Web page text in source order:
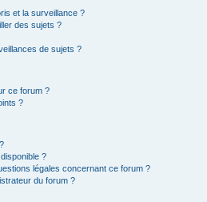
et la surveillance ?
des sujets ?
de sujets ?
ce forum ?
?
?
légales concernant ce forum ?
du forum ?